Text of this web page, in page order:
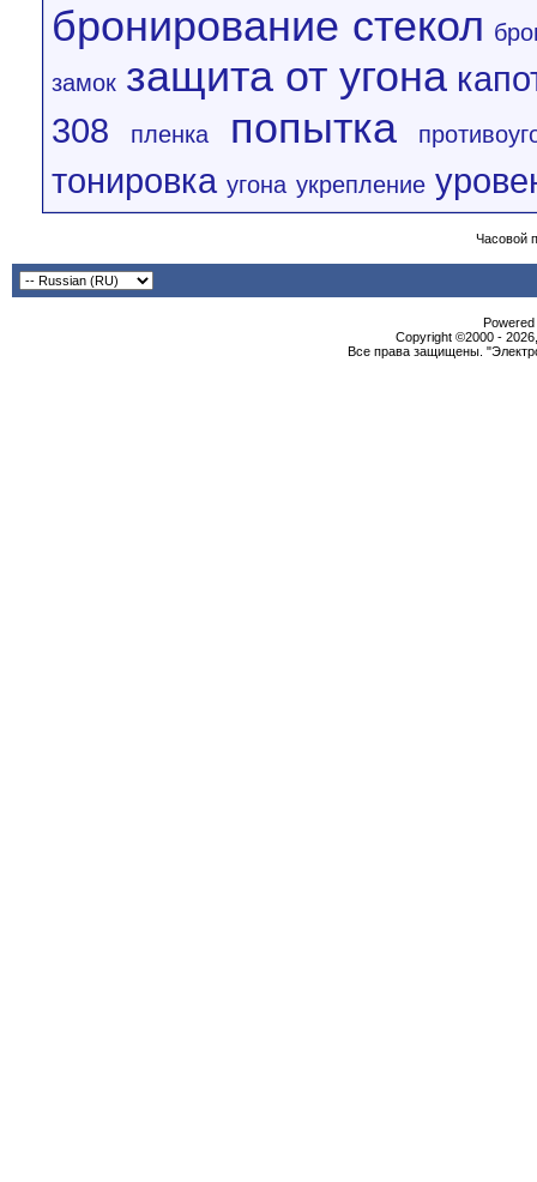
бронирование стекол
замок защита от угона
308
пленка попытка
тонировка угона укрепление
Часовой
Copyright ©2000 -
Все права защищены.